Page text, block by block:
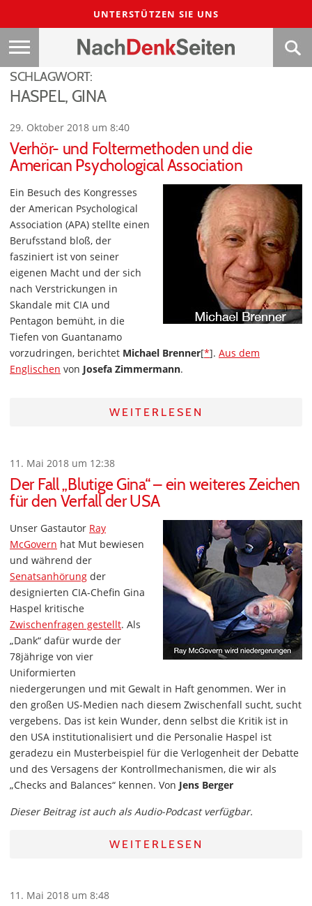
UNTERSTÜTZEN SIE UNS
SCHLAGWORT:
HASPEL, GINA
29. Oktober 2018 um 8:40
Verhör- und Foltermethoden und die
American Psychological Association
Ein Besuch des Kongresses
der American Psychological
Association (APA) stellte einen
Berufsstand bloß, der
fasziniert ist von seiner
eigenen Macht und der sich
nach Verstrickungen in
Skandale mit CIA und
Pentagon bemüht, in die
Tiefen von Guantanamo
vorzudringen, berichtet Michael Brenner[*]. Aus dem
Englischen von Josefa Zimmermann.
WEITERLESEN
11. Mai 2018 um 12:38
Der Fall „Blutige Gina“ – ein weiteres Zeichen
für den Verfall der USA
Unser Gastautor Ray
McGovern hat Mut bewiesen
und während der
Senatsanhörung der
designierten CIA-Chefin Gina
Haspel kritische
Zwischenfragen gestellt. Als
„Dank“ dafür wurde der
78jährige von vier
Uniformierten
niedergerungen und mit Gewalt in Haft genommen. Wer in
den großen US-Medien nach diesem Zwischenfall sucht, sucht
vergebens. Das ist kein Wunder, denn selbst die Kritik ist in
den USA institutionalisiert und die Personalie Haspel ist
geradezu ein Musterbeispiel für die Verlogenheit der Debatte
und des Versagens der Kontrollmechanismen, die wir als
„Checks and Balances“ kennen. Von Jens Berger
Dieser Beitrag ist auch als Audio-Podcast verfügbar.
WEITERLESEN
11. Mai 2018 um 8:48